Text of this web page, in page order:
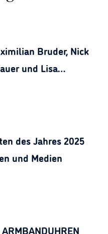
Bruder, Nick
und Lisa
des Jahres 2025
und Medien